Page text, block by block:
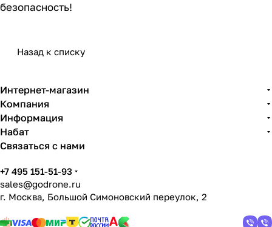
безопасность!
Назад к списку
Интернет-магазин
Компания
Информация
Набат
Связаться с нами
+7 495 151-51-93
sales@godrone.ru
г. Москва, Большой Симоновский переулок, 2